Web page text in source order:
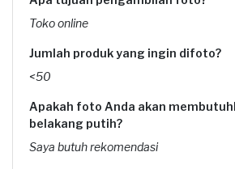
Toko online
Jumlah produk yang ingin difoto?
<50
Apakah foto Anda akan
belakang putih?
Saya butuh rekomendasi